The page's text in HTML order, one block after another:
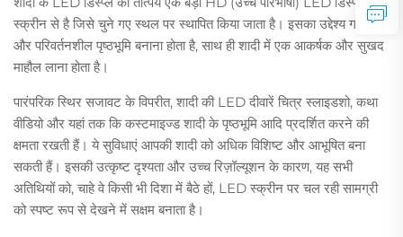
स्क्रीन से है जिसे चुने गए स्थल पर स्थापित किया जाता है। इसका उद्देश्य गतिशील
और परिवर्तनशील पृष्ठभूमि बनाना होता है, साथ ही शादी में एक आकर्षक और सुखद
माहौल लाना होता है।
पारंपरिक स्थिर सजावट के विपरीत, शादी की LED दीवारें चित्र स्लाइडशो, कथा
वीडियो और यहां तक कि कस्टमाइज्ड शादी के पृष्ठभूमि आदि प्रदर्शित करने की
क्षमता रखती हैं। ये सुविधाएं आपकी शादी को अधिक विशिष्ट और आभूषित बना
सकती हैं। इसकी उत्कृष्ट दृश्यता और उच्च रिज़ॉल्यूशन के कारण, यह सभी
अतिथियों को, चाहे वे किसी भी दिशा में बैठे हों, LED स्क्रीन पर चल रही सामग्री
को स्पष्ट रूप से देखने में सक्षम बनाता है।